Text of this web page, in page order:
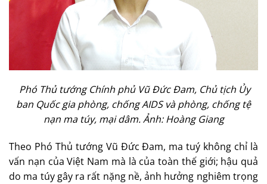
Phó Thủ tướng Chính phủ Vũ Đức Đam, Chủ tịch Ủy
ban Quốc gia phòng, chống AIDS và phòng, chống tệ
nạn ma túy, mại dâm. Ảnh: Hoàng Giang
Theo Phó Thủ tướng Vũ Đức Đam, ma tuý không chỉ là
vấn nạn của Việt Nam mà là của toàn thế giới; hậu quả
do ma túy gây ra rất nặng nề, ảnh hưởng nghiêm trọng